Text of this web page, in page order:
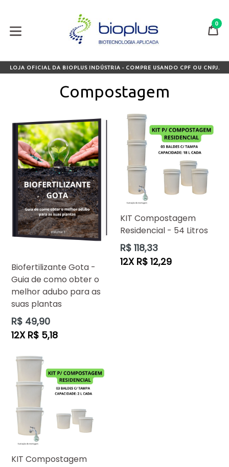
conteúdo
expandir/colapsar
0
LOJA OFICIAL DA BIOPLUS INDÚSTRIA - COMPRE USANDO CPF OU CNPJ.
Compostagem
Biofertilizante Gota -
Guia de como obter o
melhor adubo para as
suas plantas
Preço
normal
R$ 49,90
12X R$ 5,18
KIT Compostagem
Residencial - 54 Litros
Preço
normal
R$ 118,33
12X R$ 12,29
KIT Compostagem